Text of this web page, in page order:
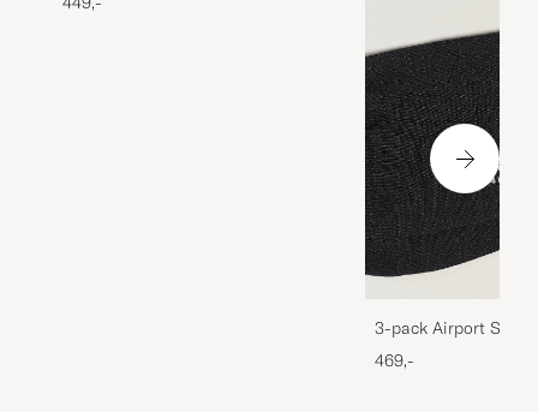
3-pack Airport
Melange
469,-